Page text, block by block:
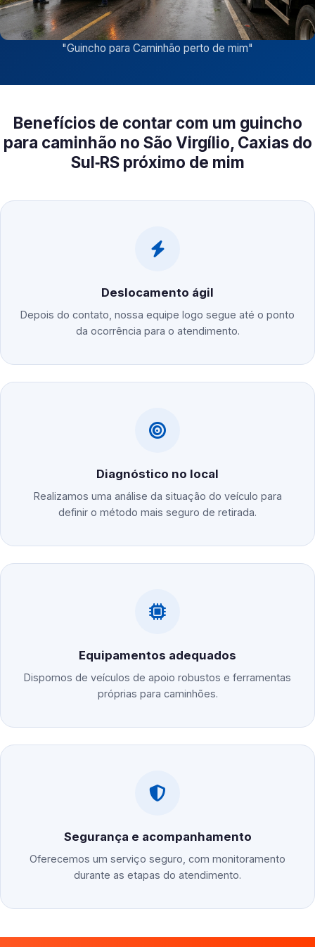
"Guincho para Caminhão perto de mim"
Benefícios de contar com um guincho
para caminhão no São Virgílio, Caxias do
Sul‑RS próximo de mim
Deslocamento ágil
Depois do contato, nossa equipe logo segue até o ponto
da ocorrência para o atendimento.
Diagnóstico no local
Realizamos uma análise da situação do veículo para
definir o método mais seguro de retirada.
Equipamentos adequados
Dispomos de veículos de apoio robustos e ferramentas
próprias para caminhões.
Segurança e acompanhamento
Oferecemos um serviço seguro, com monitoramento
durante as etapas do atendimento.